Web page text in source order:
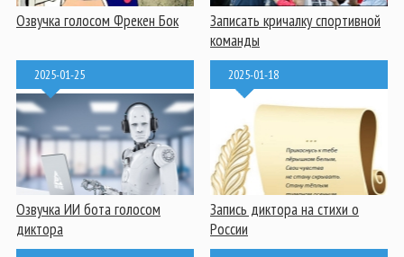
Озвучка голосом Фрекен Бок
Записать кричалку спортивной
команды
2025-01-25
Озвучка ИИ бота голосом
диктора
2025-01-18
Запись диктора на стихи о
России